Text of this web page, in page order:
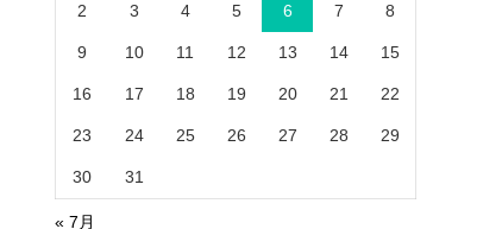
2 3 4 5 6 7 8
9 10 11 12 13 14 15
16 17 18 19 20 21 22
23 24 25 26 27 28 29
30 31
« 7月